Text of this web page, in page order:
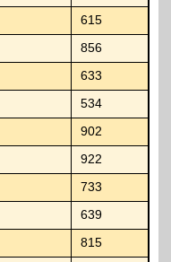
615
856
633
534
902
922
733
639
815